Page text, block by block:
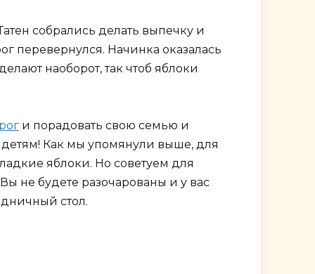
собрались делать выпечку и
перевернулся. Начинка оказалась
наоборот, так чтоб яблоки
и порадовать свою семью и
Как мы упомянули выше, для
яблоки. Но советуем для
не будете разочарованы и у вас
стол.